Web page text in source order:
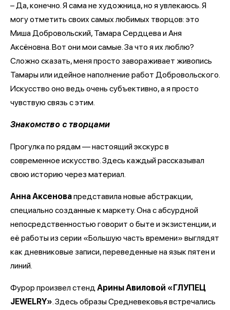
– Да, конечно. Я сама не художница, но я увлекаюсь. Я
могу отметить своих самых любимых творцов: это
Миша Добровольский, Тамара Сердцева и Аня
Аксёновна. Вот они мои самые. За что я их люблю?
Сложно сказать, меня просто завораживает живопись
Тамары или идейное наполнение работ Добровольского.
Искусство оно ведь очень субъективно, а я просто
чувствую связь с этим.
Знакомство с творцами
Прогулка по рядам — настоящий экскурс в
современное искусство. Здесь каждый рассказывал
свою историю через материал.
Анна Аксеновапредставила новые абстракции,
специально созданные к маркету. Она с абсурдной
непосредственностью говорит о быте и экзистенции, и
её работы из серии «Большую часть времени» выглядят
как дневниковые записи, переведенные на язык пятен и
линий.
Фурор произвел стендАрины Авиловой «ГЛУПЕЦ
JEWELRY». Здесь образы Средневековья встречались